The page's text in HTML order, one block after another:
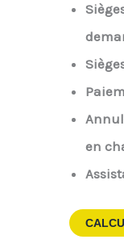
en